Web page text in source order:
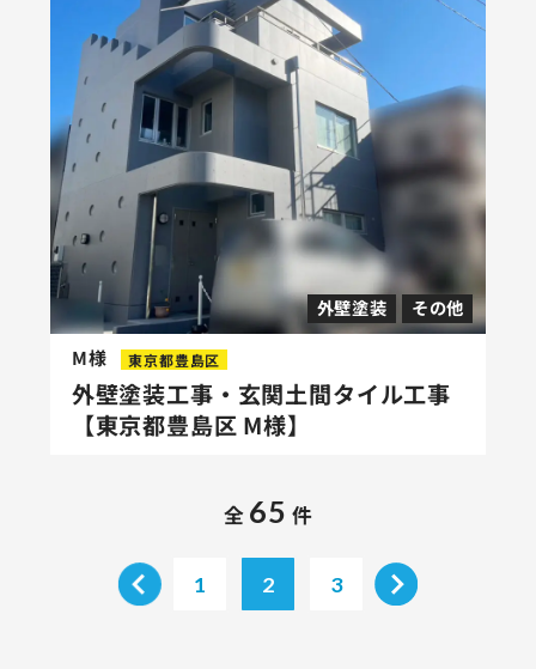
外壁塗装 その他
M様 東京都豊島区
外壁塗装工事・玄関土間タイル工事
【東京都豊島区 M様】
全 65 件
1 2 3